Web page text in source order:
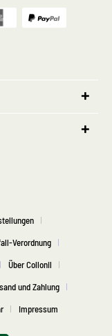
Verordnung
Über Collonil
und Zahlung
Impressum